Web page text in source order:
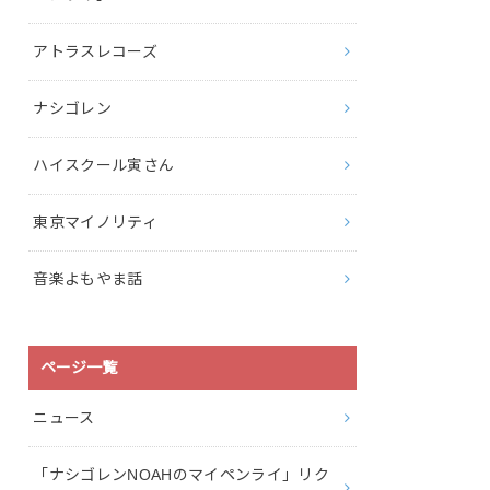
アトラスレコーズ
ナシゴレン
ハイスクール寅さん
東京マイノリティ
音楽よもやま話
ページ一覧
ニュース
「ナシゴレンNOAHのマイペンライ」リク